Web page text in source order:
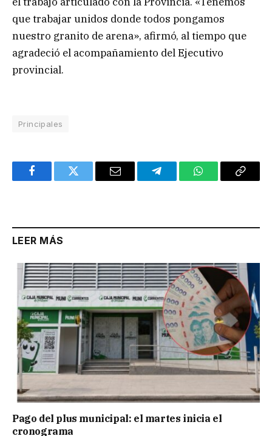
que trabajar unidos donde todos pongamos
nuestro granito de arena», afirmó, al tiempo que
agradeció el acompañamiento del Ejecutivo
provincial.
Principales
FacebookTwitter Email TelegramWhatsAppCopy
LEER MÁS
Pago del plus municipal: el martes inicia el
cronograma